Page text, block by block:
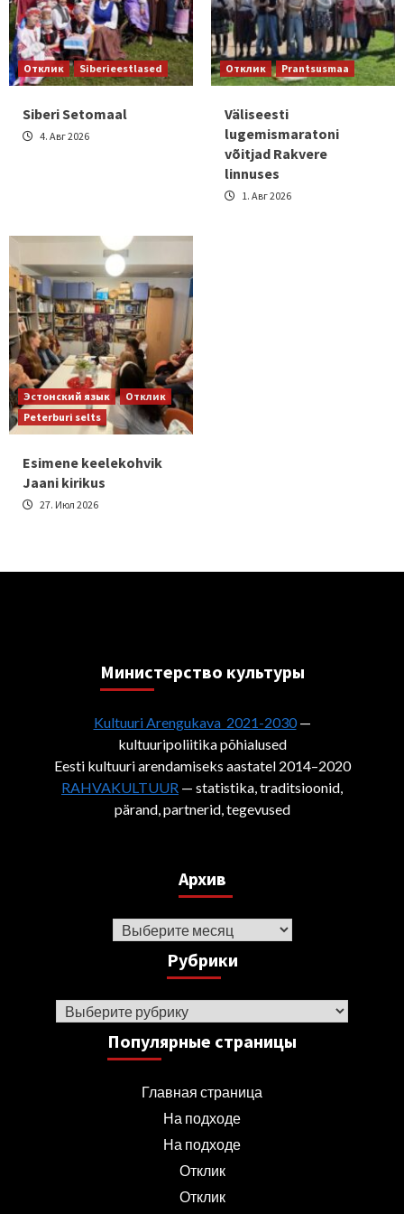
Отклик Siberieestlased
Siberi Setomaal
4. Авг 2026
Отклик Prantsusmaa
Väliseesti
lugemismaratoni
võitjad Rakvere
linnuses
1. Авг 2026
Эстонский язык
Отклик
Peterburi selts
Esimene keelekohvik
Jaani kirikus
27. Июл 2026
Министерствo культуры
Kultuuri Arengukava 2021-2030—
kultuuripoliitika põhialused
Eesti kultuuri arendamiseks aastatel 2014–2020
RAHVAKULTUUR — statistika, traditsioonid,
pärand, partnerid, tegevused
Архив
Архив
Рубрики
Рубрики
Популярные страницы
Главная страница
На подходе
На подходе
Отклик
Отклик